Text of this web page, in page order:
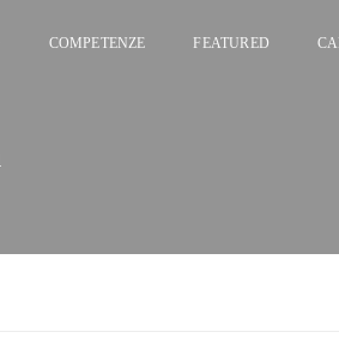
COMPETENZE FEATURED